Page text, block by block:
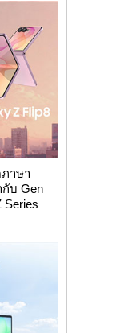
าษา
บ Gen
Series